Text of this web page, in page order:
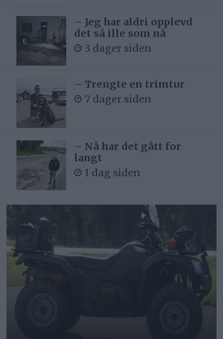
– Jeg har aldri opplevd
det så ille som nå
3 dager siden
– Trengte en trimtur
7 dager siden
– Nå har det gått for
langt
1 dag siden